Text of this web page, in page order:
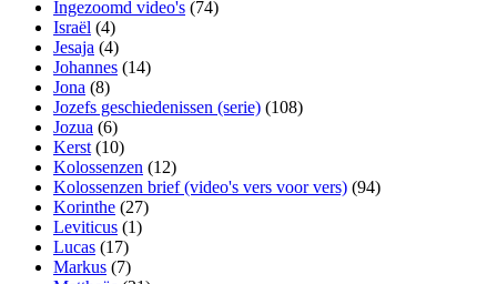
Ingezoomd video's (74)
Israël (4)
Jesaja (4)
Johannes (14)
Jona (8)
Jozefs geschiedenissen (serie) (108)
Jozua (6)
Kerst (10)
Kolossenzen (12)
Kolossenzen brief (video's vers voor vers) (94)
Korinthe (27)
Leviticus (1)
Lucas (17)
Markus (7)